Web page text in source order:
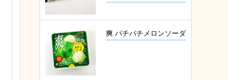
爽 パチパチメロンソーダ